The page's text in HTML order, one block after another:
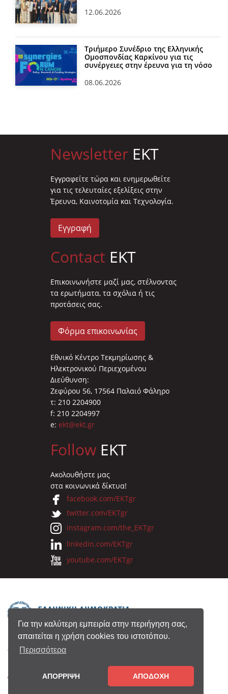
Για την καλύτερη εμπειρία στην περιήγηση σας,
απαιτείται η χρήση cookies του ιστοτόπου.
Περισσότερα
ΑΠΟΡΡΙΨΗ ΑΠΟΔΟΧΗ
12.06.2026
Τριήμερο Συνέδριο της Ελληνικής
Ομοσπονδίας Καρκίνου για τις
συνέργειες στην έρευνα για τη νόσο
08.06.2026
Newsletter EKT
Eγγραφείτε τώρα και ενημερωθείτε
για τις τελευταίες εξελίξεις στην
Έρευνα, Καινοτομία και Τεχνολογία.
Εγγραφή
Contact EKT
Επικοινωνήστε μαζί μας, στέλνοντας
τα ερωτήματα, τα σχόλια ή τις
προτάσεις σας.
Φόρμα επικοινωνίας
Εθνικό Κέντρο Τεκμηρίωσης &
Ηλεκτρονικού Περιεχομένου
Διεύθυνση:
Ζεφύρου 56, 17564 Παλαιό Φάληρο
τ: 210 2204900
f: 210 2204997
e: ekt@ekt.gr
Follow EKT
Ακολουθήστε μας
στα κοινωνικά δίκτυα!
facebook.com/EKTgr
twitter.com/EKTgr
instagram.com/the_EKTgr
linkedin.com/EKTgr
youtube.com/EKTgr
© 2026 Eθνικό Κέντρο Τεκμηρίωσης
Όροι Χρήσης•Πολιτική Απορρήτου •Copyright